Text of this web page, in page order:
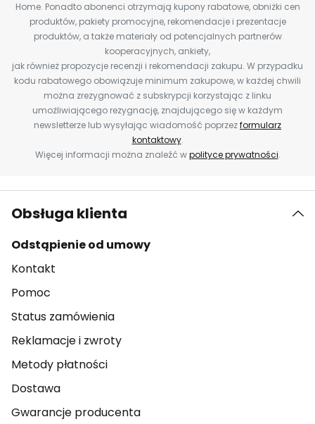
Home. Ponadto abonenci otrzymają kupony rabatowe, obniżki cen
produktów, pakiety promocyjne, rekomendacje i prezentacje
produktów, a także materiały od potencjalnych partnerów
kooperacyjnych, ankiety,
jak również propozycje recenzji i rekomendacji zakupu. W przypadku
kodu rabatowego obowiązuje minimum zakupowe, w każdej chwili
można zrezygnować z subskrypcji korzystając z linku
umożliwiającego rezygnację, znajdującego się w każdym
newsletterze lub wysyłając wiadomość poprzezformularz
kontaktowy.
Więcej informacji można znaleźć wpolityce prywatności.
Obsługa klienta
Odstąpienie od umowy
Kontakt
Pomoc
Status zamówienia
Reklamacje i zwroty
Metody płatności
Dostawa
Gwarancje producenta